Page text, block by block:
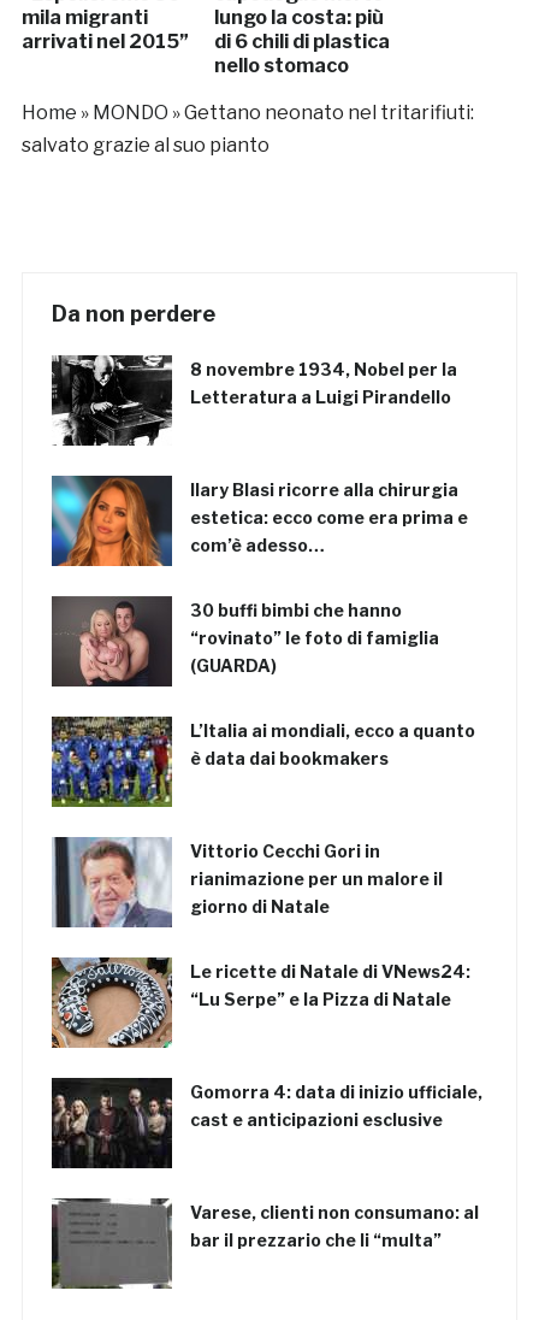
mila migranti
arrivati nel 2015”
lungo la costa: più
di 6 chili di plastica
nello stomaco
Home » MONDO »Gettano neonato nel tritarifiuti:
salvato grazie al suo pianto
Da non perdere
8 novembre 1934, Nobel per la
Letteratura a Luigi Pirandello
Ilary Blasi ricorre alla chirurgia
estetica: ecco come era prima e
com’è adesso…
30 buffi bimbi che hanno
“rovinato” le foto di famiglia
(GUARDA)
L’Italia ai mondiali, ecco a quanto
è data dai bookmakers
Vittorio Cecchi Gori in
rianimazione per un malore il
giorno di Natale
Le ricette di Natale di VNews24:
“Lu Serpe” e la Pizza di Natale
Gomorra 4: data di inizio ufficiale,
cast e anticipazioni esclusive
Varese, clienti non consumano: al
bar il prezzario che li “multa”